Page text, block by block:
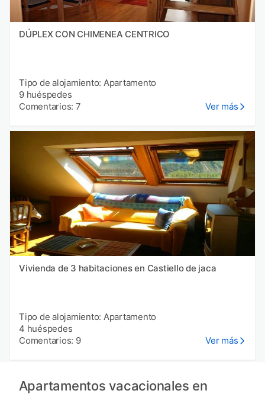
DÚPLEX CON CHIMENEA CENTRICO
Tipo de alojamiento: Apartamento
9 huéspedes
Comentarios: 7
Ver más
Vivienda de 3 habitaciones en Castiello de jaca
Tipo de alojamiento: Apartamento
4 huéspedes
Comentarios: 9
Ver más
Apartamentos vacacionales en